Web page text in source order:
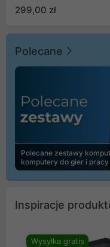
299,00 zł
Polecane
Polecane zestawy
komputery do gier i pracy
Inspiracje
Wysyłka gratis